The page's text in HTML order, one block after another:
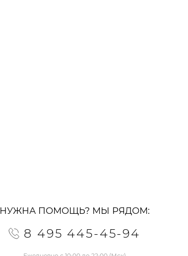
НУЖНА ПОМОЩЬ? МЫ РЯДОМ:
8 495 445-45-94